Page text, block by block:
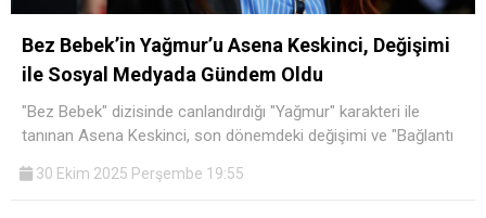
Bez Bebek’in Yağmur’u Asena Keskinci, Değişimi
ile Sosyal Medyada Gündem Oldu
"Bez Bebek" dizisinde canlandırdığı "Yağmur" karakteri ile
tanınan Asena Keskinci, son dönemdeki değişimi ve "Bağlantı
30 Ekim 2025 Perşembe 19:55